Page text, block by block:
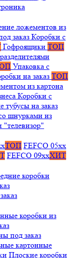
ложементов из
заказ Коробки с
Гофроящики ТОП
Упаковка с
на заказ ТОП
из картона
Коробки с
тубусы на заказ
шнурками из
"телевизор"
ТОП FEFCO 05xx
FEFCO 09xxХИТ
коробки
коробки из
под заказ
картонные
Плоские коробки